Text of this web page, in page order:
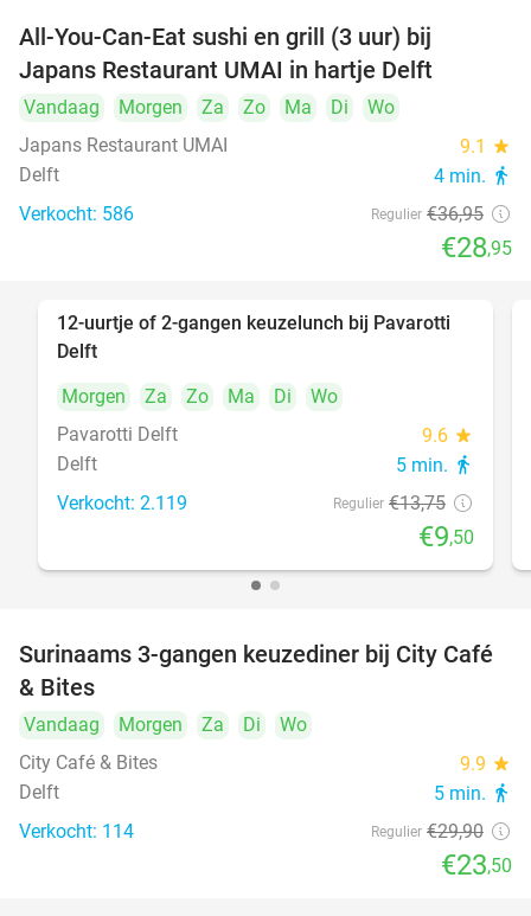
All-You-Can-Eat sushi en grill (3 uur) bij
Japans Restaurant UMAI in hartje Delft
Vandaag Morgen Za Zo Ma Di
Wo
Japans Restaurant UMAI
9.1 star
Delft 4 min. directions_walk
Verkocht: 586 Regulier €36,95
€28,95
31%
12-uurtje of 2-gangen keuzelunch bij Pavarotti
Delft
Morgen
Za Zo Ma Di
Wo
Pavarotti Delft
9.6 star
Delft 5 min. directions_walk
Verkocht: 2.119 Regulier €13,75
€9,50
21%
Surinaams 3-gangen keuzediner bij City Café
& Bites
Vandaag Morgen Za Di
Wo
City Café & Bites
9.9 star
Delft 5 min. directions_walk
Verkocht: 114 Regulier €29,90
€23,50